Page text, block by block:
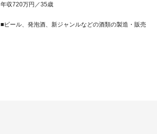
年収720万円／35歳
■ビール、発泡酒、新ジャンルなどの酒類の製造・販売